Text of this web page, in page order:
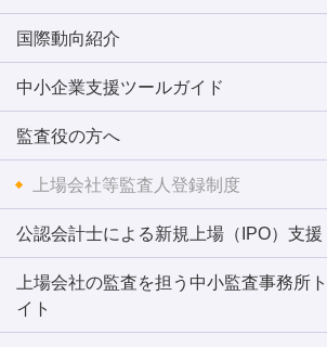
国際動向紹介
中小企業支援ツールガイド
監査役の方へ
上場会社等監査人登録制度
公認会計士による新規上場（IPO）支援
上場会社の監査を担う中小監査事務所
イト